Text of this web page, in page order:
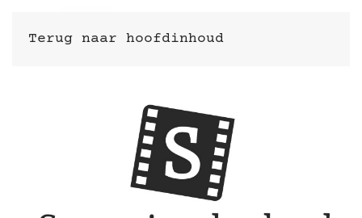
Terug naar hoofdinhoud